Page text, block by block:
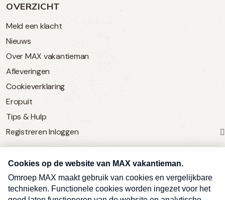
OVERZICHT
Meld een klacht
Nieuws
Over MAX vakantieman
Afleveringen
Cookieverklaring
Eropuit
Tips & Hulp
Registreren Inloggen
SERVICE
Over Omroep MAX
MAX Vandaag